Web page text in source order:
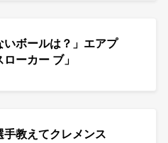
ボールは？」エアプ
ーカー ブ」
教えてクレメンス